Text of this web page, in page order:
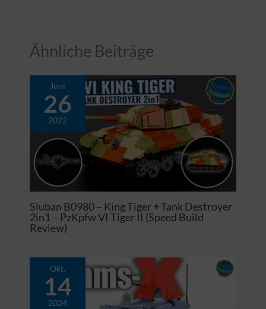
Ähnliche Beiträge
Juni
26
2022
Sluban B0980 – King Tiger + Tank Destroyer
2in1 – PzKpfw VI Tiger II (Speed Build
Review)
Okt.
14
2024